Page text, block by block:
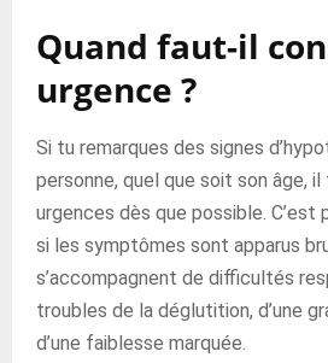
Quand faut-il
urgence ?
Si tu remarques des signes
personne, quel que soit son âge, il
urgences dès que possible. C’est
si les symptômes sont apparus
s’accompagnent de difficultés
troubles de la déglutition, d’une
d’une faiblesse marquée.